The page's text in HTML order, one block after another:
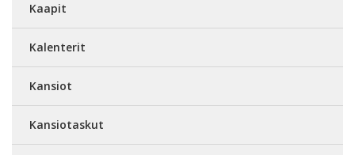
Kaapit
Kalenterit
Kansiot
Kansiotaskut